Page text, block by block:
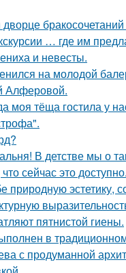
… где им
и невесты.
на молодой
Алферовой.
моя тёща гостила у
В детстве мы о
сейчас это доступно.
природную эстетику,
пятнистой гиены.
в
с продуманной